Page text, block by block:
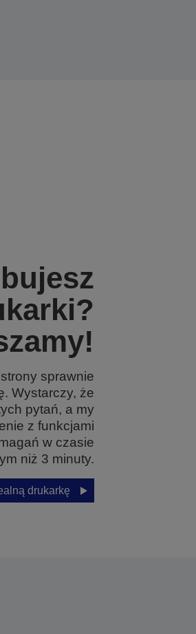
sprawnie
Wystarczy, że
pytań, a my
z funkcjami
w czasie
niż 3 minuty.
drukarkę